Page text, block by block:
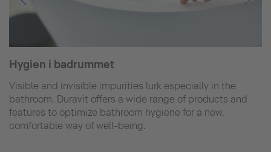
Hygien i badrummet
Visible and invisible impurities lurk especially in the
bathroom. Duravit offers a wide range of products and
features to optimize bathroom hygiene for a new,
comfortable way of well-being.